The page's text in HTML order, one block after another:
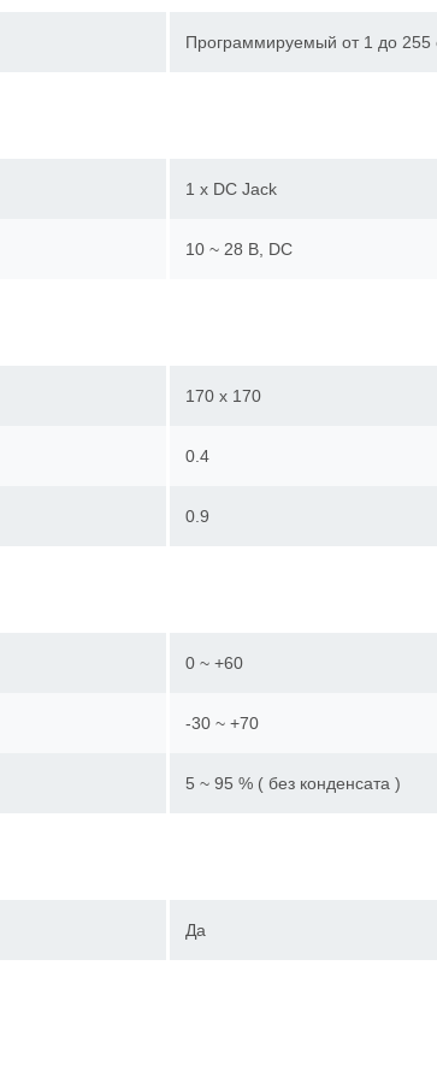
Программируемый от 1 до
1 x DC Jack
10 ~ 28 В, DC
170 x 170
0.4
0.9
0 ~ +60
-30 ~ +70
5 ~ 95 % ( без конденсата )
Да